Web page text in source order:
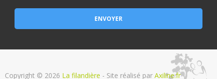
Copyright © 2026 La filandière - Site réalisé par Axiline.fr